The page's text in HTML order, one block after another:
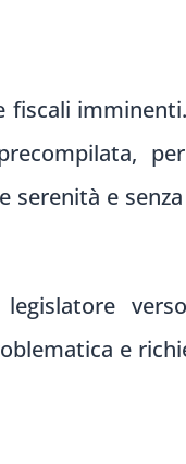
fiscali
serenità e
e